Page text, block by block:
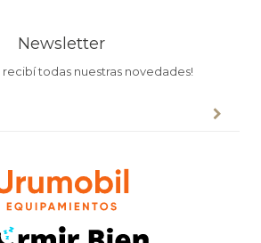
Newsletter
recibí todas nuestras novedades!